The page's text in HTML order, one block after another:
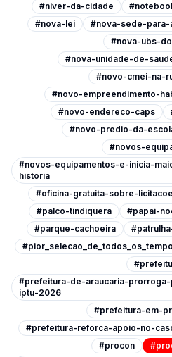
#niver-da-cidade
#nova-lei
#nova-sede-
#nova-ubs-
#nova-unidade-de-
#novo-cmei-na-
#novo-empreendimento-
#novo-endereco-caps
#novo-predio-da-
#novos-
#novos-equipamentos-e-inicia-
historia
#oficina-gratuita-sobre-
#palco-tindiquera
#papai-
#parque-cachoeira
#prefeitura-de-araucaria-
iptu-2026
#prefeitura-em-
#prefeitura-reforca-apoio-no-
#procon